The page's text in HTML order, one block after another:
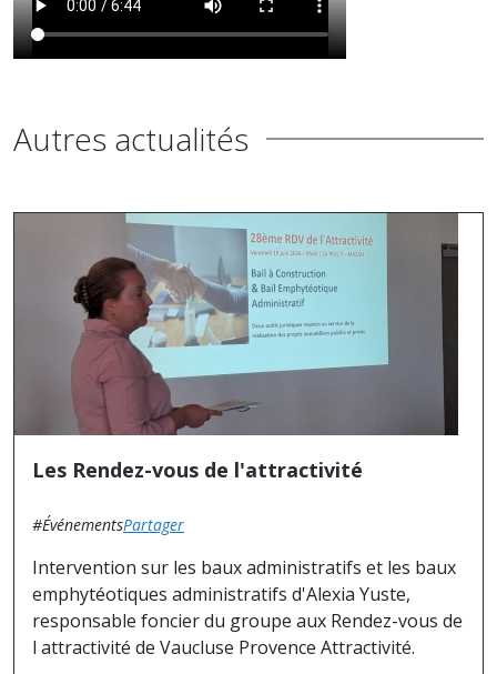
Autres actualités
Les Rendez-vous de l'attractivité
#ÉvénementsPartager
Intervention sur les baux administratifs et les baux
emphytéotiques administratifs d'Alexia Yuste,
responsable foncier du groupe aux Rendez-vous de
l attractivité de Vaucluse Provence Attractivité.